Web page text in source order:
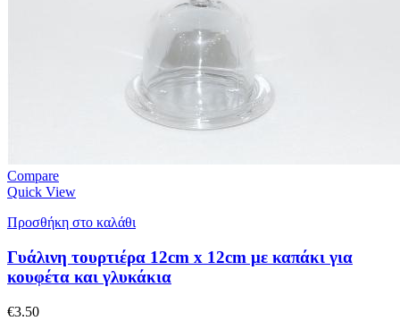
Compare
Quick View
Προσθήκη στο καλάθι
Γυάλινη τουρτιέρα 12cm x 12cm με καπάκι για
κουφέτα και γλυκάκια
€3.50